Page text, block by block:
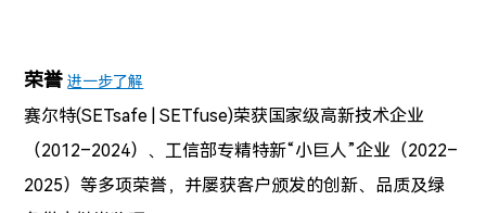
荣誉 进一步了解
赛尔特(SETsafe | SETfuse)荣获国家级高新技术企业
（2012–2024）、工信部专精特新“小巨人”企业（2022–
2025）等多项荣誉，并屡获客户颁发的创新、品质及绿